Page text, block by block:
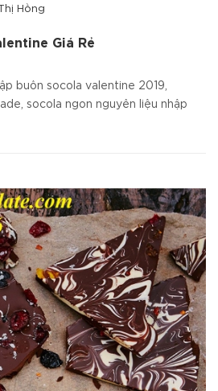
Hồng
Valentine Giá Rẻ
buôn socola valentine 2019,
socola ngon nguyên liệu nhập